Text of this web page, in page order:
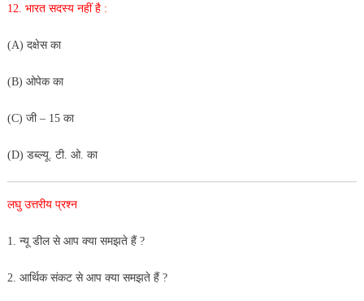
12. भारत सदस्य नहीं है :
(A) दक्षेस का
(B) ओपेक का
(C) जी – 15 का
(D) डब्ल्यू. टी. ओ. का
लघु उत्तरीय प्रश्न
1. न्यू डील से आप क्या समझते हैं ?
2. आर्थिक संकट से आप क्या समझते हैं ?